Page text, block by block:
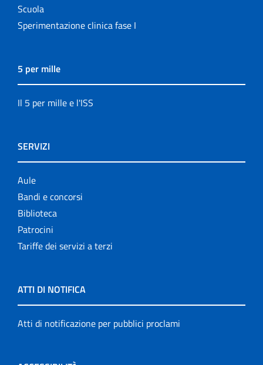
Scuola
Sperimentazione clinica fase I
5 per mille
Il 5 per mille e l'ISS
SERVIZI
Aule
Bandi e concorsi
Biblioteca
Patrocini
Tariffe dei servizi a terzi
ATTI DI NOTIFICA
Atti di notificazione per pubblici proclami